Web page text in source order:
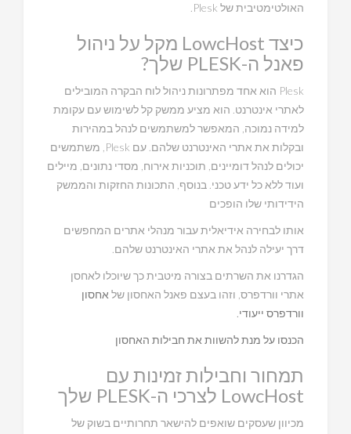
האולטימטיבית של Plesk.
כיצד LowcHost מקל על ניהול
פאנל ה-PLESK שלך?
Plesk הוא אחד מפתרונות ניהול לוח הבקרה המובילים
לאתרי אינטרנט. הוא מציע ממשק קל לשימוש עם עקומת
למידה נמוכה, המאפשר למשתמשים לנהל במהירות
ובקלות את אתרי האינטרנט שלהם. עם Plesk, משתמשים
יכולים לנהל דומיינים, תוכניות אירוח, מסדי נתונים, מיילים
ועוד ללא כל ידע טכני. בנוסף, התכונות החזקות והממשק
הידידותי שלו הופכים
אותו לבחירה אידיאלית עבור מנהלי אתרים המחפשים
דרך יעילה לנהל את אתרי האינטרנט שלהם.
הגדרנו את השרתים בצורה מיטבית כך שיוכלו לאחסן
אתרי וורדפרס, וזהו בעצם פאנל האחסון של אחסון
וורדפרס ייעודי.
הכנסו על מנת להשוות את חבילות האחסון
תמחור וחבילות זמינות עם
LowcHost לצרכי ה-PLESK שלך
מכיוון שעסקים שואפים להישאר תחרותיים בשוק של